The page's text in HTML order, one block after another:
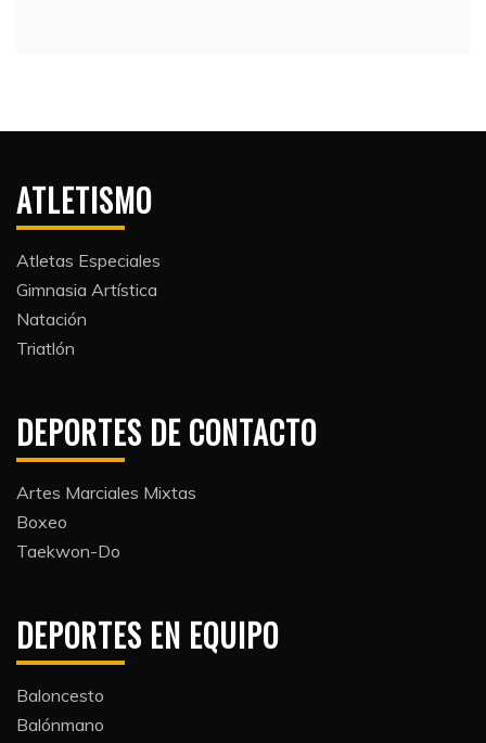
ATLETISMO
Atletas Especiales
Gimnasia Artística
Natación​
Triatlón​
DEPORTES DE CONTACTO
Artes Marciales Mixtas
Boxeo
Taekwon-Do
DEPORTES EN EQUIPO
Baloncesto
Balónmano